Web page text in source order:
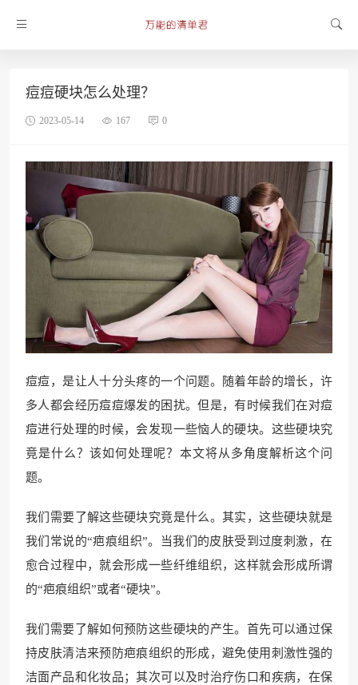
痘痘硬块怎么处理？
2023-05-14 167 0
痘痘，是让人十分头疼的一个问题。随着年龄的增长，许
多人都会经历痘痘爆发的困扰。但是，有时候我们在对痘
痘进行处理的时候，会发现一些恼人的硬块。这些硬块究
竟是什么？该如何处理呢？本文将从多角度解析这个问
题。
我们需要了解这些硬块究竟是什么。其实，这些硬块就是
我们常说的“疤痕组织”。当我们的皮肤受到过度刺激，在
愈合过程中，就会形成一些纤维组织，这样就会形成所谓
的“疤痕组织”或者“硬块”。
我们需要了解如何预防这些硬块的产生。首先可以通过保
持皮肤清洁来预防疤痕组织的形成，避免使用刺激性强的
洁面产品和化妆品；其次可以及时治疗伤口和疾病，在保